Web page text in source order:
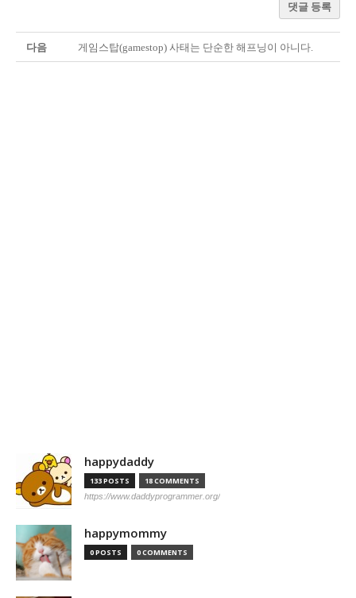
댓글 등록
다음 게임스탑(gamestop) 사태는 단순한 해프닝이 아니다.
happydaddy
133 POSTS 18 COMMENTS
https://www.daddyprogrammer.org/
happymommy
0 POSTS 0 COMMENTS